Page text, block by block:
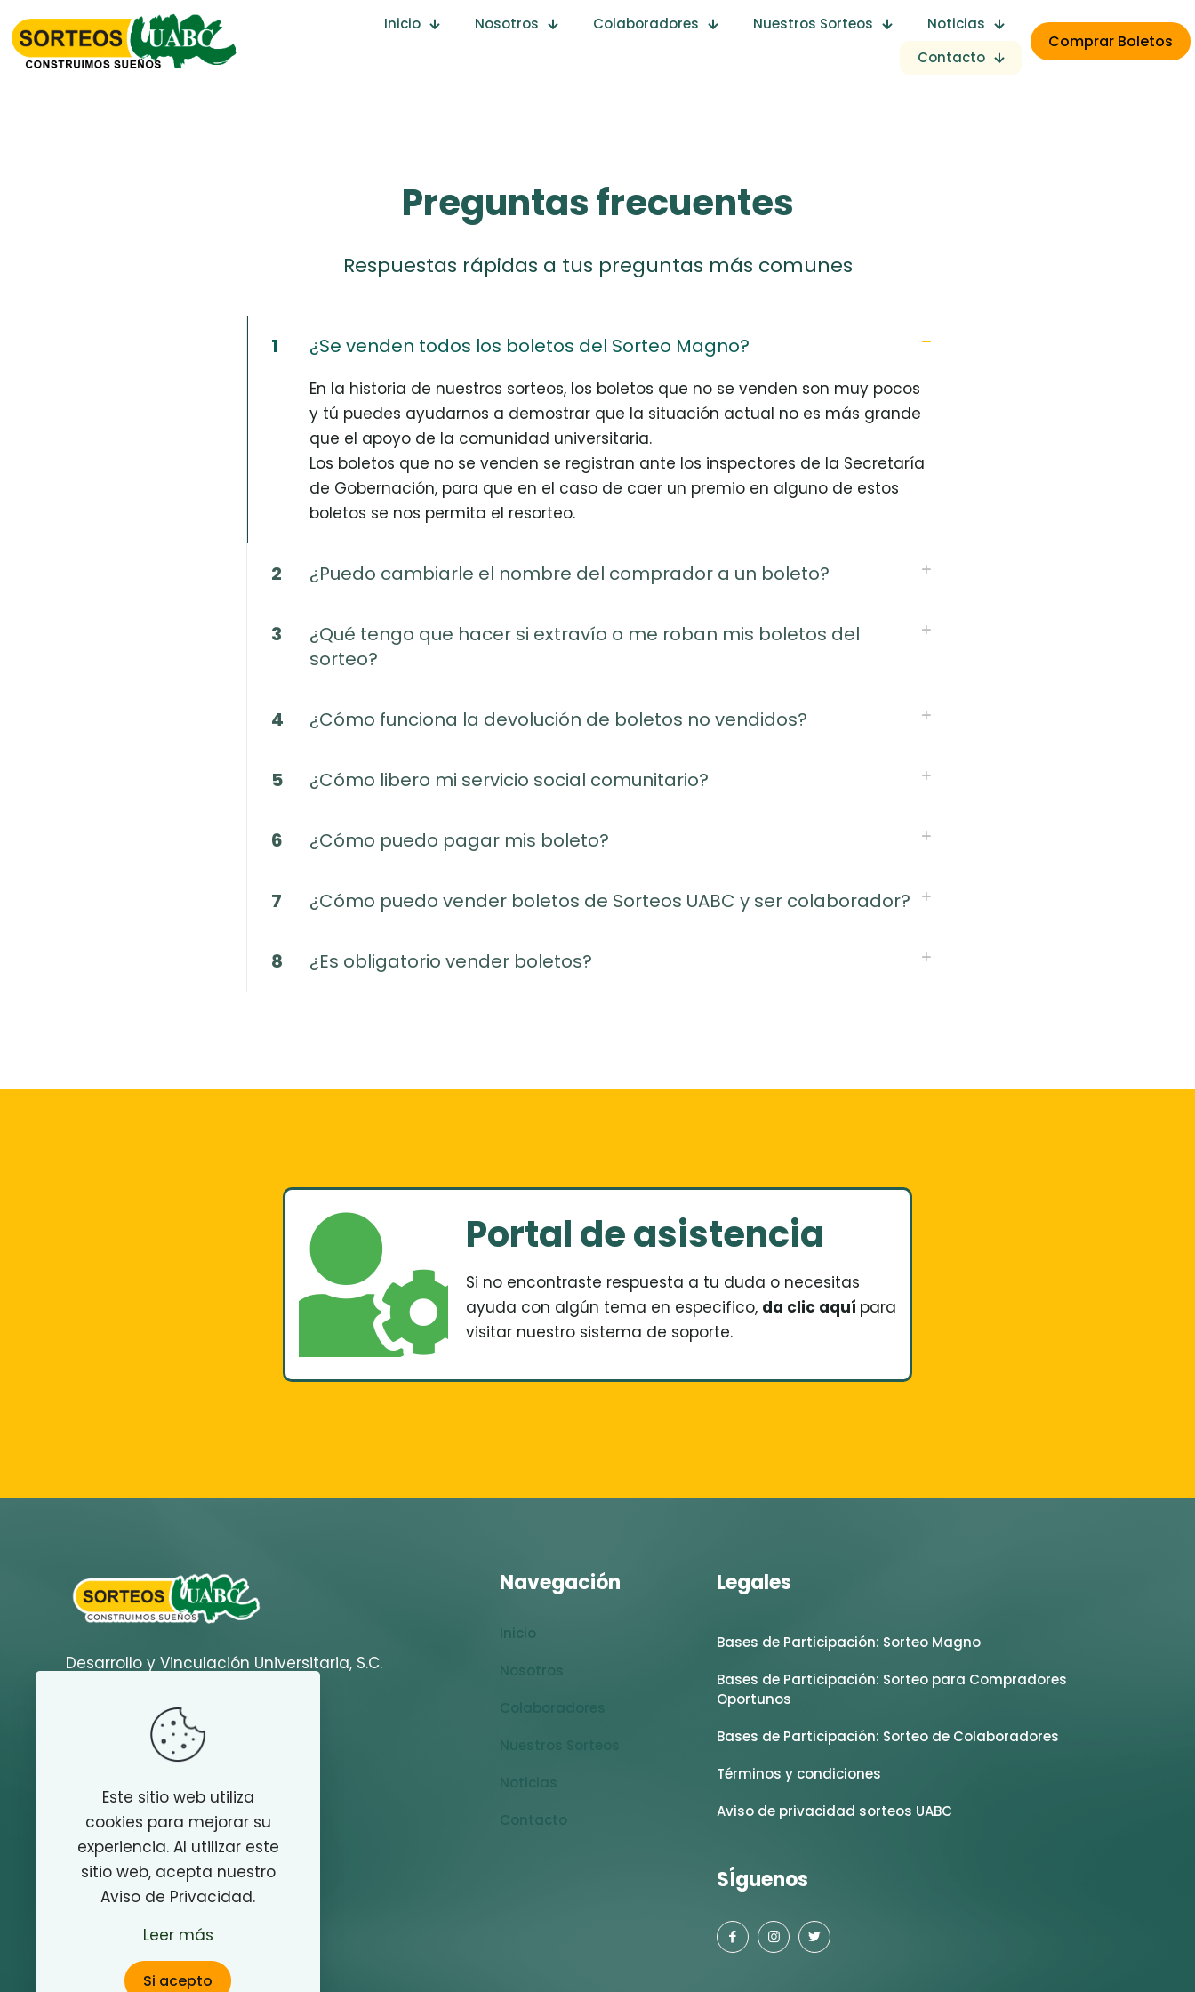
Inicio Nosotros Colaboradores Nuestros Sorteos
Noticias
Contacto
Comprar Boletos
Preguntas frecuentes
Respuestas rápidas a tus preguntas más comunes
¿Se venden todos los boletos del Sorteo Magno?
En la historia de nuestros sorteos, los boletos que no se venden son muy pocos
y tú puedes ayudarnos a demostrar que la situación actual no es más grande
que el apoyo de la comunidad universitaria.
Los boletos que no se venden se registran ante los inspectores de la Secretaría
de Gobernación, para que en el caso de caer un premio en alguno de estos
boletos se nos permita el resorteo.
2 ¿Puedo cambiarle el nombre del comprador a un boleto?
3
¿Qué tengo que hacer si extravío o me roban mis boletos del
sorteo?
4 ¿Cómo funciona la devolución de boletos no vendidos?
5 ¿Cómo libero mi servicio social comunitario?
6 ¿Cómo puedo pagar mis boleto?
7 ¿Cómo puedo vender boletos de Sorteos UABC y ser colaborador?
8 ¿Es obligatorio vender boletos?
Portal de asistencia
Si no encontraste respuesta a tu duda o necesitas
ayuda con algún tema en especifico,da clic aquípara
visitar nuestro sistema de soporte.
Desarrollo y Vinculación Universitaria, S.C.
800 788 8222
E-mail
contactosorteos@uabc.edu.mx
Navegación
Inicio
Nosotros
Noticias
Contacto
Legales
Bases de Participación: Sorteo Magno
Bases de Participación: Sorteo para Compradores
Oportunos
Bases de Participación: Sorteo de Colaboradores
Términos y condiciones
Aviso de privacidad sorteos UABC
SÍguenos
Este sitio web utiliza
cookies para mejorar su
experiencia. Al utilizar este
sitio web, acepta nuestro
Aviso de Privacidad.
Leer más
Si acepto